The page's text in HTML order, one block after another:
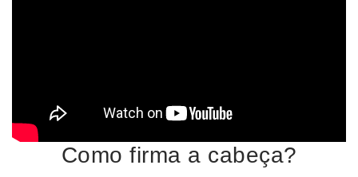
Como firma a cabeça?